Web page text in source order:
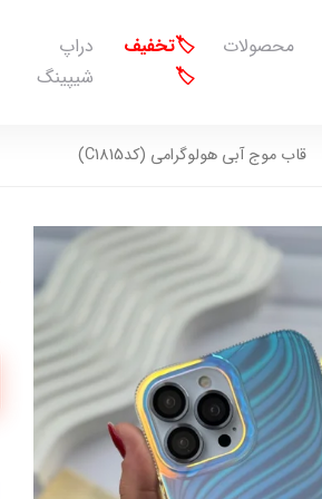
محصولات
🏷️تخفیف
🏷️
دراپ
شیپینگ
قاب موج آبی هولوگرامی (کدC1815)